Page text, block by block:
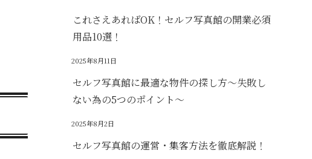
これさえあればOK！セルフ写真館の開業必須
用品10選！
2025年8月11日
セルフ写真館に最適な物件の探し方～失敗し
ない為の5つのポイント～
2025年8月2日
セルフ写真館の運営・集客方法を徹底解説！